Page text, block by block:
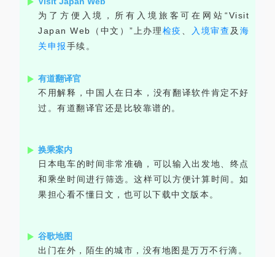
为了方便入境，所有入境旅客可在网站“Visit
Japan Web（中文）”上办理检疫 入境审查 及 海
关申报手续 。
有道翻译官
不用解释，中国人在日本，没有翻译软件肯定不好
过。有道翻译官还是比较靠谱的。
换乘案内
日本电车的时间非常准确，可以输入出发地、终点
和乘坐时间进行筛选。这样可以方便计算时间。如
果担心看不懂日文，也可以下载中文版本。
谷歌地图
出门在外，陌生的城市，没有地图是万万不行滴。